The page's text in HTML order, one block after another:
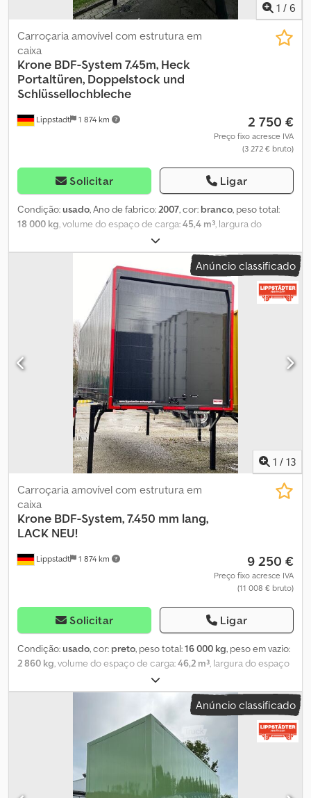
1 / 6
Lippstadt 1 874 km
Carroçaria amovível com estrutura em
caixa
Krone BDF-System 7.45m, Heck
Portaltüren, Doppelstock und
Schlüssellochbleche
2 750 €
Preço fixo acresce IVA
(3 272 € bruto)
Solicitar Ligar
Condição:usado, Ano de fabrico:2007, cor: branco, peso total:
18 000 kg, volume do espaço de carga:45,4 m³, largura do
, comprimento do espaço de carga:
7 330 mm, altura do espaço de carga:2 500 mm, Caixa de troca,
aço liso, sistema BDF, 7,45 m, portas traseiras tipo portal, chapa
com orifícios para sistemas de dois andares e fechaduras, caixa
de troca de aço liso, portas tipo portal com barras de torção
externas. Apresenta sinais típicos de uso, uma das portas traseiras
com bastante ferrugem na parte externa, mas as bordas e os
pontos de contato estão em bom estado (ver também as fotos
para mais detalhes sobre o estado). Adequada para fins de
armazenamento. Interior com chapas com orifícios para sistemas
de dois andares. Todos os valores indicados são dimensões
aproximadas em mm e kg. Csdpfern T Agox Ahujrf Prazo de
entrega sob consulta. Entrega possível. A oferta não é vinculativa
e está sujeita a venda prévia. Preços líquidos, franco a partir do
local D-59558 Lippstadt-Rixbeck. Mais artigos podem ser
encontrados em lippstä. Sistema de dois andares, sem barras.
Anúncio classificado
1 / 13
Lippstadt 1 874 km
Carroçaria amovível com estrutura em
caixa
Krone BDF-System, 7.450 mm lang,
LACK NEU!
9 250 €
Preço fixo acresce IVA
(11 008 € bruto)
Solicitar Ligar
Condição:usado, cor: preto, peso total:16 000 kg, peso em vazio:
2 860 kg , volume do espaço de carga:46,2 m³ , largura do espaço
, comprimento do espaço de carga:
mm, altura do espaço de carga:2 550 mm, Caixa de troca, aço
liso, sistema BDF, 7.450 mm de comprimento, PINTURA NOVA! Caixa
de troca em aço liso, usada e recondicionada, sistema BDF, 7.450
mm de comprimento. Estrutura repintada em preto profundo RAL
9005. Porta de enrolar em alumínio na parte traseira. Inclui pés de
apoio rígidos novos de fábrica em preto profundo RAL 9005.
Altura de apoio: 1.320 mm. Dimensões externas: C=7.450 mm,
L=2.550 mm, A=2.750 mm. Altura interna: 2.550 mm. Altura de
Anúncio classificado